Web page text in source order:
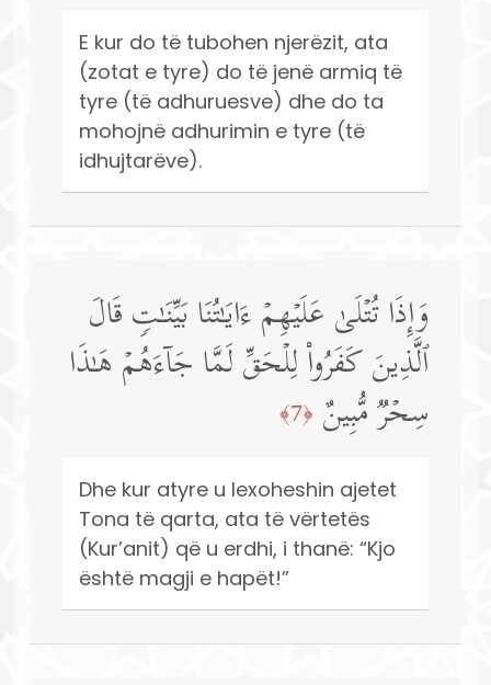
E kur do të tubohen njerëzit, ata
(zotat e tyre) do të jenë armiq të
tyre (të adhuruesve) dhe do ta
mohojnë adhurimin e tyre (të
idhujtarëve).
وَإِذَا تُتۡلَىٰ عَلَیۡهِمۡ ءَایَـٰتُنَا بَیِّنَـٰتࣲ قَالَ
ٱلَّذِینَ كَفَرُوا۟ لِلۡحَقِّ لَمَّا جَاۤءَهُمۡ هَـٰذَا
سِحۡرࣱ مُّبِینٌ ﴿7﴾
Dhe kur atyre u lexoheshin ajetet
Tona të qarta, ata të vërtetës
(Kur’anit) që u erdhi, i thanë: “Kjo
është magji e hapët!”